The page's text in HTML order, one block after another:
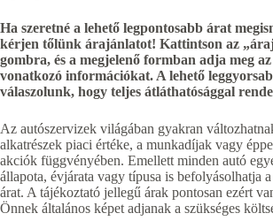
Ha szeretné a lehető legpontosabb árat
kérjen tőlünk árajánlatot! Kattintson az
gombra, és a megjelenő formban adja meg
vonatkozó információkat. A lehető
válaszolunk, hogy teljes átláthatósággal
Az autószervizek világában gyakran
alkatrészek piaci értéke, a munkadíjak vagy
akciók függvényében. Emellett minden autó
állapota, évjárata vagy típusa is befolyásolhatja
árat. A tájékoztató jellegű árak pontosan ezért
Önnek általános képet adjanak a szükséges